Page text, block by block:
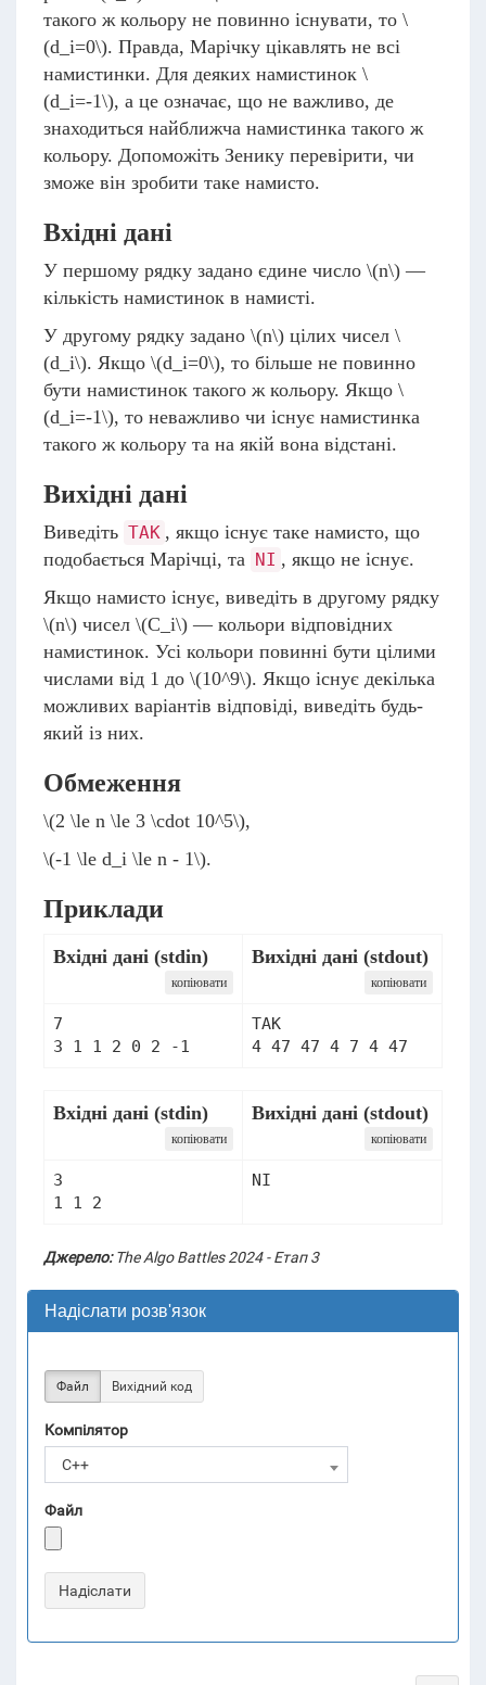
такого ж кольору не повинно існувати, то \
(d_i=0\). Правда, Марічку цікавлять не всі
намистинки. Для деяких намистинок \
(d_i=-1\), а це означає, що не важливо, де
знаходиться найближча намистинка такого ж
кольору. Допоможіть Зенику перевірити, чи
зможе він зробити таке намисто.
Вхідні дані
У першому рядку задано єдине число \(n\) —
кількість намистинок в намисті.
У другому рядку задано \(n\) цілих чисел \
(d_i\). Якщо \(d_i=0\), то більше не повинно
бути намистинок такого ж кольору. Якщо \
(d_i=-1\), то неважливо чи існує намистинка
такого ж кольору та на якій вона відстані.
Вихідні дані
Виведіть TAK , якщо існує таке намисто, що
подобається Марічці, та NI , якщо не існує.
Якщо намисто існує, виведіть в другому рядку
\(n\) чисел \(C_i\) — кольори відповідних
намистинок. Усі кольори повинні бути цілими
числами від 1 до \(10^9\). Якщо існує декілька
можливих варіантів відповіді, виведіть будь-
який із них.
Обмеження
\(2 \le n \le 3 \cdot 10^5\),
\(-1 \le d_i \le n - 1\).
Приклади
Вхідні дані (stdin)
копіювати
Вихідні дані (stdout)
копіювати
7
TAK
Вхідні дані (stdin)
копіювати
Вихідні дані (stdout)
копіювати
3
Джерело:The Algo Battles 2024 - Етап 3
Надіслати розв'язок
Файл Вихідний код
Компілятор
C++
Файл